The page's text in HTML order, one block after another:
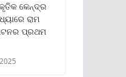
କେନ୍ଦ୍ର
ରାମ
ପ୍ରଥମ